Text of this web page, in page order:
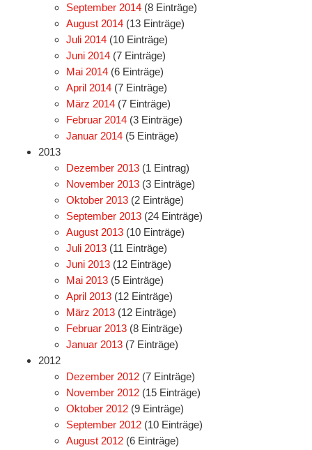
September 2014 (8 Einträge)
August 2014 (13 Einträge)
Juli 2014 (10 Einträge)
Juni 2014 (7 Einträge)
Mai 2014 (6 Einträge)
April 2014 (7 Einträge)
März 2014 (7 Einträge)
Februar 2014 (3 Einträge)
Januar 2014 (5 Einträge)
2013
Dezember 2013 (1 Eintrag)
November 2013 (3 Einträge)
Oktober 2013 (2 Einträge)
September 2013 (24 Einträge)
August 2013 (10 Einträge)
Juli 2013 (11 Einträge)
Juni 2013 (12 Einträge)
Mai 2013 (5 Einträge)
April 2013 (12 Einträge)
März 2013 (12 Einträge)
Februar 2013 (8 Einträge)
Januar 2013 (7 Einträge)
2012
Dezember 2012 (7 Einträge)
November 2012 (15 Einträge)
Oktober 2012 (9 Einträge)
September 2012 (10 Einträge)
August 2012 (6 Einträge)